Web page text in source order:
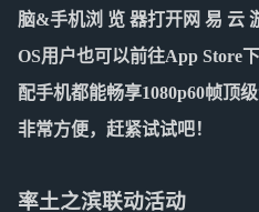
脑&手机浏 览 器打开网 易 云
OS用户也可以前往App Store
配手机都能畅享1080p60帧顶
非常方便，赶紧试试吧！
率土之滨联动活动